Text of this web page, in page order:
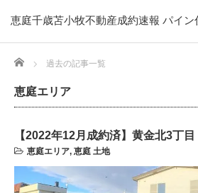
恵庭千歳苫小牧不動産成約速報 パイン
Home 過去の記事一覧
恵庭エリア
【2022年12月成約済】黄金北3丁
恵庭エリア, 恵庭 土地